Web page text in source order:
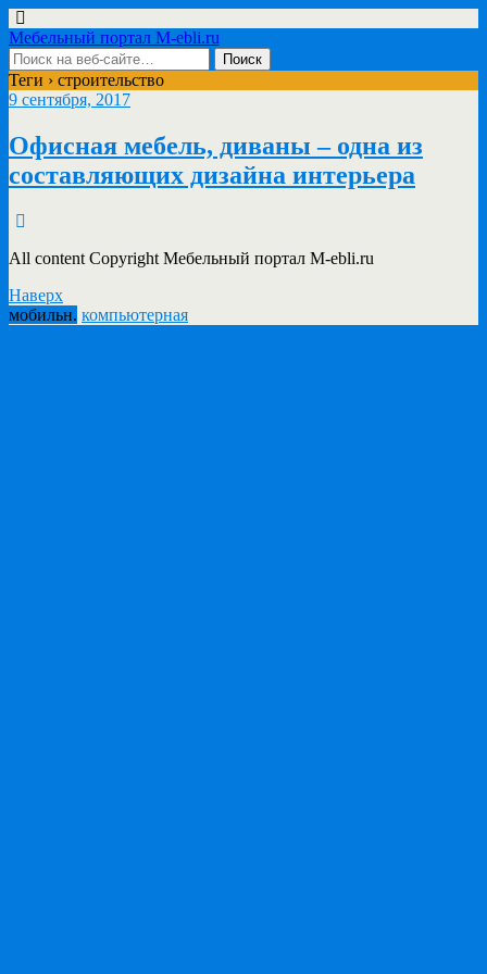
Мебельный портал M-ebli.ru
Теги › строительство
9 сентября, 2017
Офисная мебель, диваны – одна из
составляющих дизайна интерьера
All content Copyright Мебельный портал M-ebli.ru
Наверх
мобильн. компьютерная